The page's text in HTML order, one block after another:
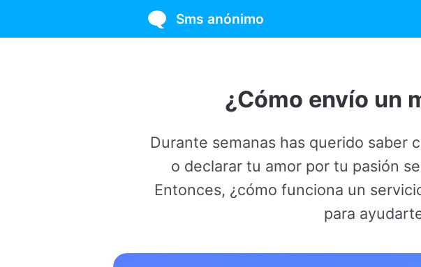
Sms anónimo
o declarar tu amor por tu pasión secreta, de
Entonces, ¿cómo funciona un servicio de SMS
para ayudarte en cada